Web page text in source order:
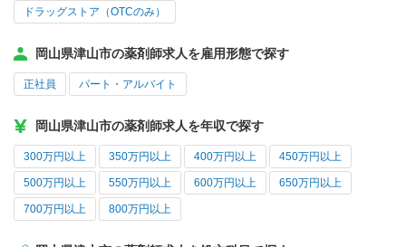
ドラッグストア（OTCのみ）
岡山県津山市の薬剤師求人を雇用形態で探す
正社員 パート・アルバイト
岡山県津山市の薬剤師求人を年収で探す
300万円以上 350万円以上 400万円以上 450万円以上
500万円以上 550万円以上 600万円以上 650万円以上
700万円以上 800万円以上